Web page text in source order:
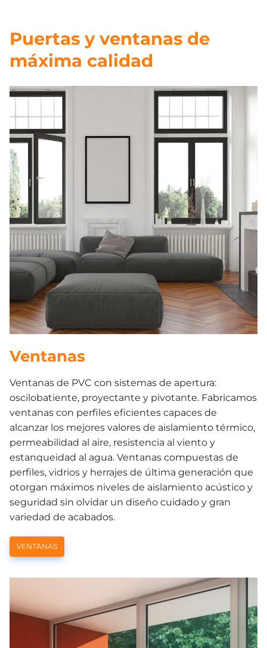
Puertas y ventanas de
máxima calidad
Ventanas
Ventanas de PVC con sistemas de apertura:
oscilobatiente, proyectante y pivotante. Fabricamos
ventanas con perfiles eficientes capaces de
alcanzar los mejores valores de aislamiento térmico,
permeabilidad al aire, resistencia al viento y
estanqueidad al agua. Ventanas compuestas de
perfiles, vidrios y herrajes de última generación que
otorgan máximos niveles de aislamiento acústico y
seguridad sin olvidar un diseño cuidado y gran
variedad de acabados.
VENTANAS